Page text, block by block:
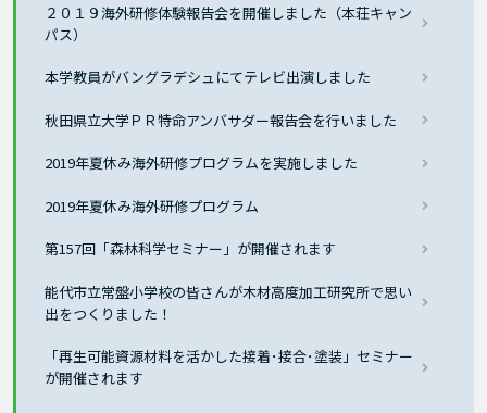
２０１９海外研修体験報告会を開催しました（本荘キャン
パス）
本学教員がバングラデシュにてテレビ出演しました
秋田県立大学ＰＲ特命アンバサダー報告会を行いました
2019年夏休み海外研修プログラムを実施しました
2019年夏休み海外研修プログラム
第157回「森林科学セミナー」が開催されます
能代市立常盤小学校の皆さんが木材高度加工研究所で思い
出をつくりました！
「再生可能資源材料を活かした接着･接合･塗装」セミナー
が開催されます